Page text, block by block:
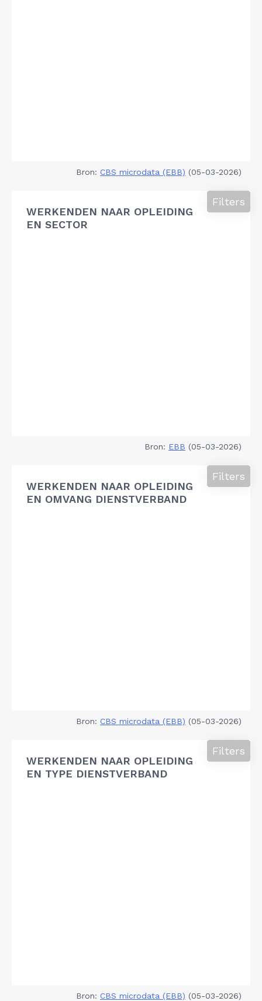
Bron: CBS microdata (EBB) (05-03-2026)
WERKENDEN NAAR OPLEIDING
EN SECTOR
Filters
Bron: EBB (05-03-2026)
WERKENDEN NAAR OPLEIDING
EN OMVANG DIENSTVERBAND
Filters
Bron: CBS microdata (EBB) (05-03-2026)
WERKENDEN NAAR OPLEIDING
EN TYPE DIENSTVERBAND
Filters
Bron: CBS microdata (EBB) (05-03-2026)